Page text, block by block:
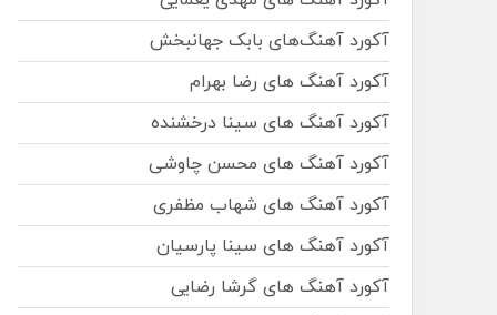
آکورد آهنگ‌های بابک جهانبخش
آکورد آهنگ های رضا بهرام
آکورد آهنگ های سینا درخشنده
آکورد آهنگ های محسن چاوشی
آکورد آهنگ های شهاب مظفری
آکورد آهنگ های سینا پارسیان
آکورد آهنگ های گرشا رضایی